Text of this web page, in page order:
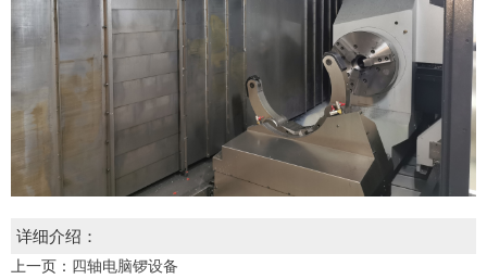
详细介绍：
上一页： 四轴电脑锣设备